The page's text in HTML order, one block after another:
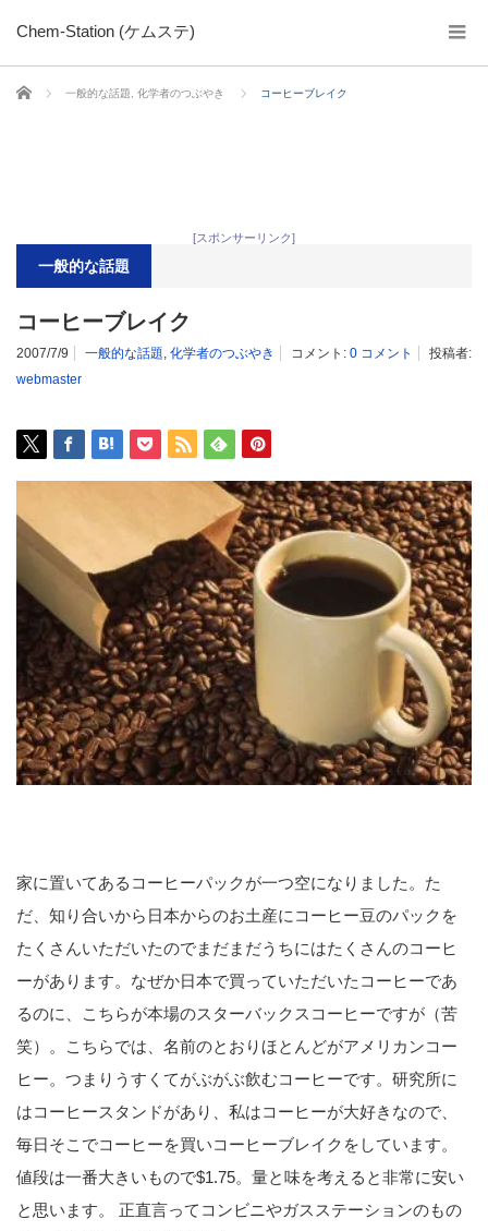
Chem-Station (ケムステ)
ホーム 一般的な話題 化学者のつぶやき コーヒーブレイク
[スポンサーリンク]
一般的な話題
コーヒーブレイク
2007/7/9 一般的な話題, 化学者のつぶやき コメント: 0 コメント
投稿者:
webmaster
家に置いてあるコーヒーパックが一つ空になりました。た
だ、知り合いから日本からのお土産にコーヒー豆のパックを
たくさんいただいたのでまだまだうちにはたくさんのコーヒ
ーがあります。なぜか日本で買っていただいたコーヒーであ
るのに、こちらが本場のスターバックスコーヒーですが（苦
笑）。こちらでは、名前のとおりほとんどがアメリカンコー
ヒー。つまりうすくてがぶがぶ飲むコーヒーです。研究所に
はコーヒースタンドがあり、私はコーヒーが大好きなので、
毎日そこでコーヒーを買いコーヒーブレイクをしています。
値段は一番大きいもので$1.75。量と味を考えると非常に安い
と思います。 正直言ってコンビニやガスステーションのもの